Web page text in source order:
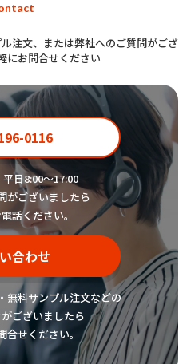
注文、または弊社へのご質問がござ
にお問合せください
0116
日8:00〜17:00
がございましたら
話ください。
合わせ
無料サンプル注文などの
ございましたら
合せください。